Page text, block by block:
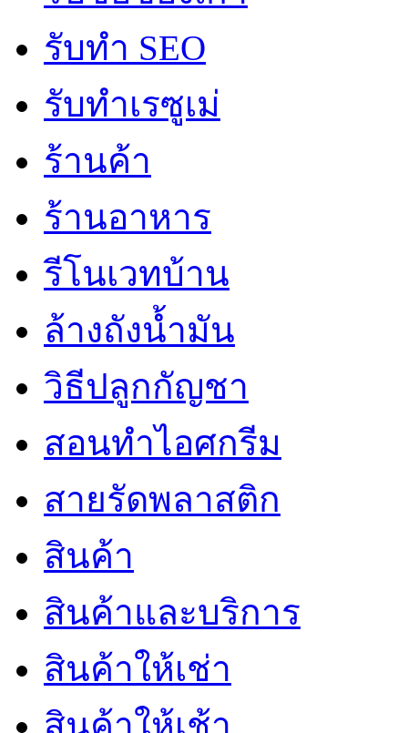
รับทำ SEO
รับทำเรซูเม่
ร้านค้า
ร้านอาหาร
รีโนเวทบ้าน
ล้างถังน้ำมัน
วิธีปลูกกัญชา
สอนทำไอศกรีม
สายรัดพลาสติก
สินค้า
สินค้าและบริการ
สินค้าให้เช่า